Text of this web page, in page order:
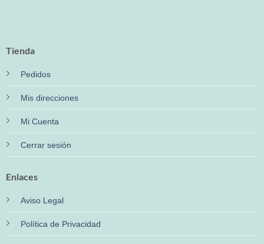
Tienda
Pedidos
Mis direcciones
Mi Cuenta
Cerrar sesión
Enlaces
Aviso Legal
Política de Privacidad